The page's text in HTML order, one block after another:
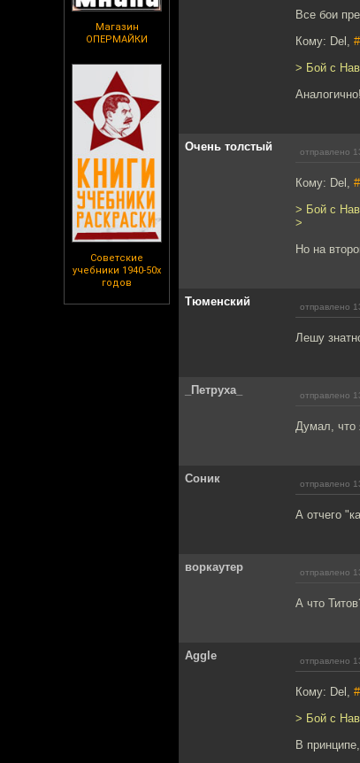
Магазин
ОПЕРМАЙКИ
Советские
учебники 1940-50х
годов
Все бои
Кому: Del,
> Бой с
Аналогично!
Очень толстый отправлено
Кому: Del,
> Бой с
>
Но на
Тюменский отправлено
Лешу
_Петруха_ отправлено
Думал, что
Соник отправлено
А отчего
воркаутер отправлено
А что
Aggle отправлено
Кому: Del,
> Бой с
В